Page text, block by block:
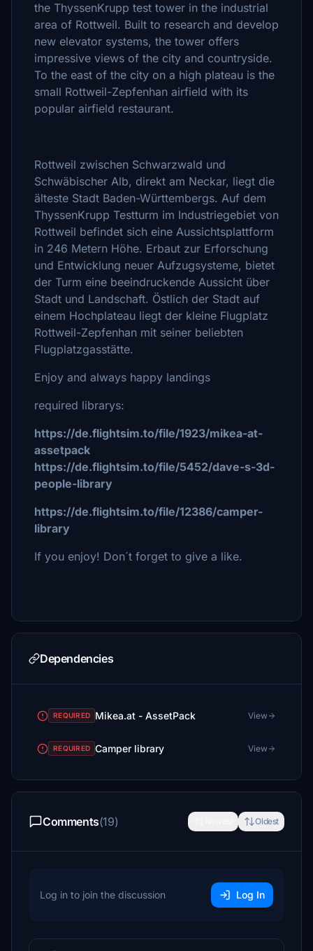
the ThyssenKrupp test tower in the industrial
area of Rottweil. Built to research and develop
new elevator systems, the tower offers
impressive views of the city and countryside.
To the east of the city on a high plateau is the
small Rottweil-Zepfenhan airfield with its
popular airfield restaurant.
Rottweil zwischen Schwarzwald und
Schwäbischer Alb, direkt am Neckar, liegt die
älteste Stadt Baden-Württembergs. Auf dem
ThyssenKrupp Testturm im Industriegebiet von
Rottweil befindet sich eine Aussichtsplattform
in 246 Metern Höhe. Erbaut zur Erforschung
und Entwicklung neuer Aufzugsysteme, bietet
der Turm eine beeindruckende Aussicht über
Stadt und Landschaft. Östlich der Stadt auf
einem Hochplateau liegt der kleine Flugplatz
Rottweil-Zepfenhan mit seiner beliebten
Flugplatzgasstätte.
Enjoy and always happy landings
required librarys:
https://de.flightsim.to/file/1923/mikea-at-
assetpack
https://de.flightsim.to/file/5452/dave-s-3d-
people-library
https://de.flightsim.to/file/12386/camper-
library
If you enjoy! Don´t forget to give a like.
Dependencies
REQUIRED Mikea.at - AssetPack View
REQUIRED Camper library View
Comments(19) Oldest
Log in to join the discussion Log In